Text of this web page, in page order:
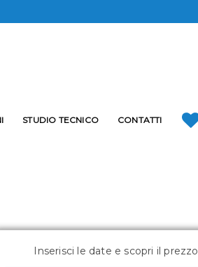
STUDIO TECNICO CONTATTI
Inserisci le date e scopri il prezzo